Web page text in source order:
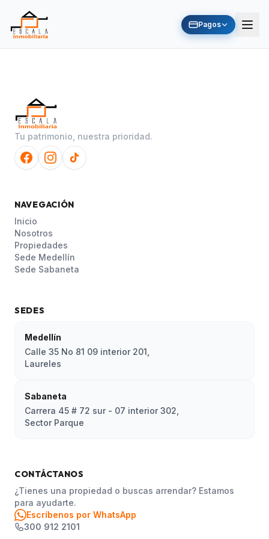
Pagos
Tu patrimonio, nuestra prioridad.
NAVEGACIÓN
Inicio
Nosotros
Propiedades
Sede Medellín
Sede Sabaneta
SEDES
Medellín
Calle 35 No 81 09 interior 201,
Laureles
Sabaneta
Carrera 45 # 72 sur - 07 interior 302,
Sector Parque
CONTÁCTANOS
¿Tienes una propiedad o buscas arrendar? Estamos
para ayudarte.
Escríbenos por WhatsApp
300 912 2101